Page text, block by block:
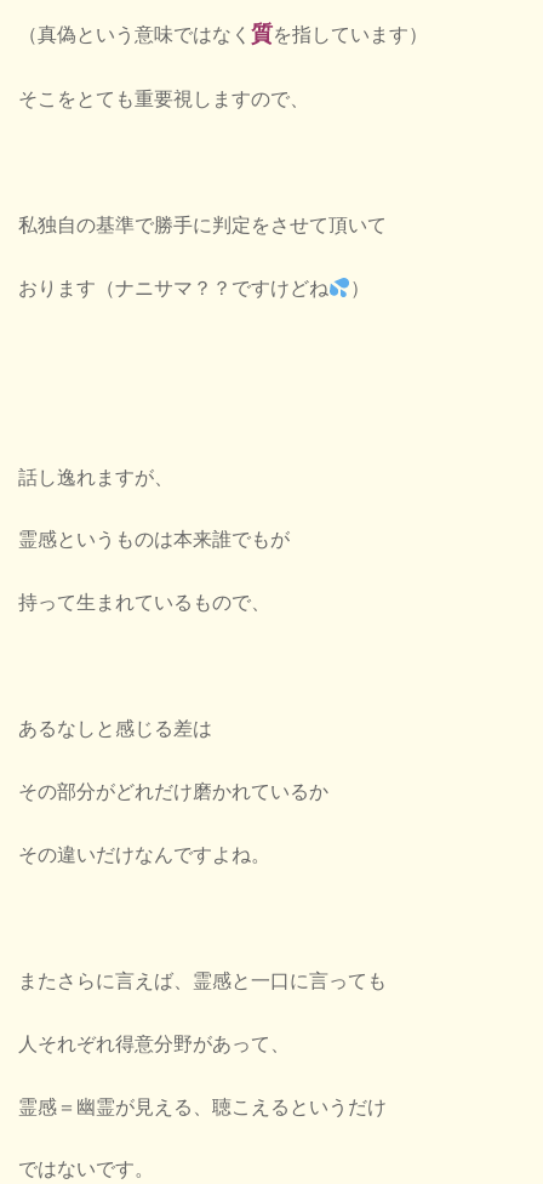
（真偽という意味ではなく 質を指しています）
そこをとても重要視しますので、
私独自の基準で勝手に判定をさせて頂いて
おります（ナニサマ？？ですけどね ）
話し逸れますが、
霊感というものは本来誰でもが
持って生まれているもので、
あるなしと感じる差は
その部分がどれだけ磨かれているか
その違いだけなんですよね。
またさらに言えば、霊感と一口に言っても
人それぞれ得意分野があって、
霊感＝幽霊が見える、聴こえるというだけ
ではないです。